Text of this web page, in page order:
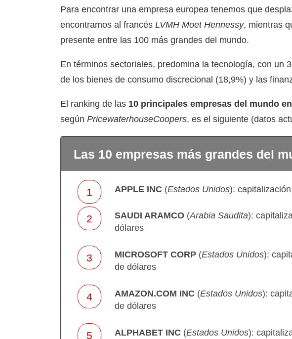
Para encontrar una empresa europea tenemos que
encontramos al francés LVMH Moet Hennessy, mientras
presente entre las 100 más grandes del mundo.
En términos sectoriales, predomina la tecnología, con un
de los bienes de consumo discrecional (18,9%) y las
El ranking de las 10 principales empresas del mundo
según PricewaterhouseCoopers, es el siguiente (datos
Las 10 empresas más grandes del
APPLE INC (Estados Unidos):
SAUDI ARAMCO (Arabia Saudita):
dólares
MICROSOFT CORP (Estados Unidos):
de dólares
AMAZON.COM INC (Estados Unidos):
de dólares
ALPHABET INC (Estados Unidos):